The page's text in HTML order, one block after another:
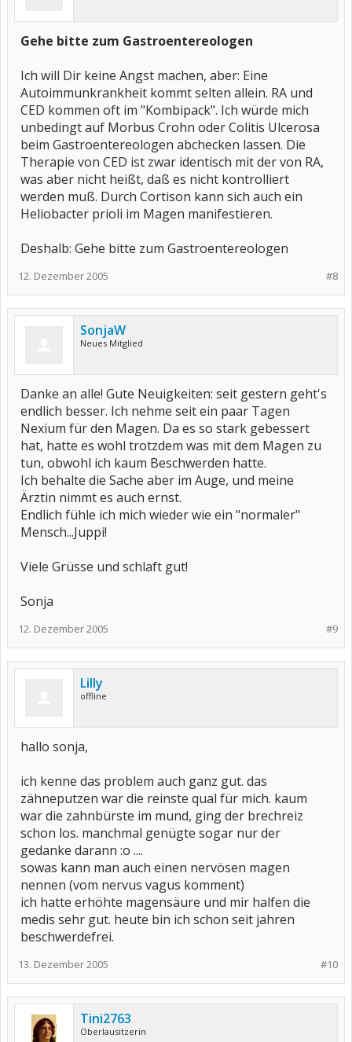
Gehe bitte zum Gastroentereologen
Ich will Dir keine Angst machen, aber: Eine
Autoimmunkrankheit kommt selten allein. RA und
CED kommen oft im "Kombipack". Ich würde mich
unbedingt auf Morbus Crohn oder Colitis Ulcerosa
beim Gastroentereologen abchecken lassen. Die
Therapie von CED ist zwar identisch mit der von RA,
was aber nicht heißt, daß es nicht kontrolliert
werden muß. Durch Cortison kann sich auch ein
Heliobacter prioli im Magen manifestieren.
Deshalb: Gehe bitte zum Gastroentereologen
#8
12. Dezember 2005
SonjaW
Neues Mitglied
Danke an alle! Gute Neuigkeiten: seit gestern geht's
endlich besser. Ich nehme seit ein paar Tagen
Nexium für den Magen. Da es so stark gebessert
hat, hatte es wohl trotzdem was mit dem Magen zu
tun, obwohl ich kaum Beschwerden hatte.
Ich behalte die Sache aber im Auge, und meine
Ärztin nimmt es auch ernst.
Endlich fühle ich mich wieder wie ein "normaler"
Mensch...Juppi!
Viele Grüsse und schlaft gut!
Sonja
#9
12. Dezember 2005
Lilly
offline
hallo sonja,
ich kenne das problem auch ganz gut. das
zähneputzen war die reinste qual für mich. kaum
war die zahnbürste im mund, ging der brechreiz
schon los. manchmal genügte sogar nur der
gedanke darann :o ....
sowas kann man auch einen nervösen magen
nennen (vom nervus vagus komment)
ich hatte erhöhte magensäure und mir halfen die
medis sehr gut. heute bin ich schon seit jahren
beschwerdefrei.
#10
13. Dezember 2005
Tini2763
Oberlausitzerin